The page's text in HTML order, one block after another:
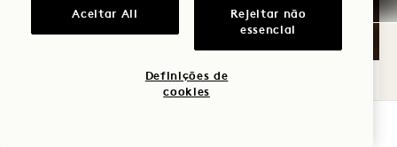
PLANTA 1273JUNIOR SUITE COM
VISITA VIRTUAL 360° 1273
GALERIA 1273
JUNIOR SUITE KING COM VISTA
Aceitar All
Rejeitar não
essencial
Definições de
cookies